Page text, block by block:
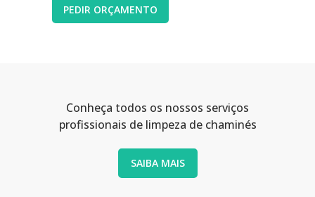
PEDIR ORÇAMENTO
Conheça todos os nossos serviços
profissionais de limpeza de chaminés
SAIBA MAIS